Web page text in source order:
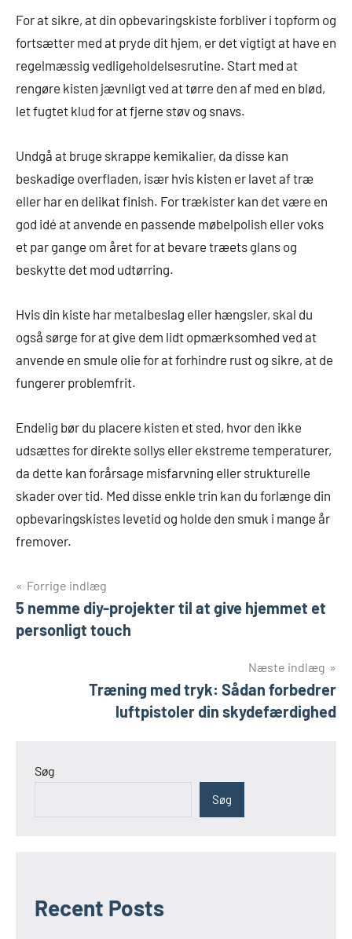
For at sikre, at din opbevaringskiste forbliver i topform og
fortsætter med at pryde dit hjem, er det vigtigt at have en
regelmæssig vedligeholdelsesrutine. Start med at
rengøre kisten jævnligt ved at tørre den af med en blød,
let fugtet klud for at fjerne støv og snavs.
Undgå at bruge skrappe kemikalier, da disse kan
beskadige overfladen, især hvis kisten er lavet af træ
eller har en delikat finish. For trækister kan det være en
god idé at anvende en passende møbelpolish eller voks
et par gange om året for at bevare træets glans og
beskytte det mod udtørring.
Hvis din kiste har metalbeslag eller hængsler, skal du
også sørge for at give dem lidt opmærksomhed ved at
anvende en smule olie for at forhindre rust og sikre, at de
fungerer problemfrit.
Endelig bør du placere kisten et sted, hvor den ikke
udsættes for direkte sollys eller ekstreme temperaturer,
da dette kan forårsage misfarvning eller strukturelle
skader over tid. Med disse enkle trin kan du forlænge din
opbevaringskistes levetid og holde den smuk i mange år
fremover.
Indlægsnavigation
Forrige indlæg
5 nemme diy-projekter til at give hjemmet et
personligt touch
Næste indlæg
Træning med tryk: Sådan forbedrer
luftpistoler din skydefærdighed
Søg
Søg
Recent Posts